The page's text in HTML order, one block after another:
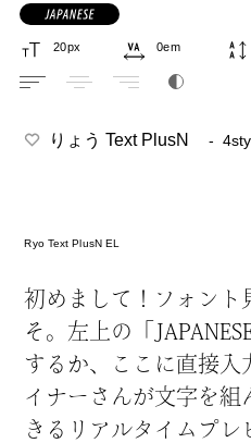
りょう Text PlusN -
Ryo Text PlusN EL
初 めまして！フォント
そ。 左 上 の「
するか、ここに直接 入
イナーさんが文字 を組
きるリアルタイムプレ
手書き
見
デザ